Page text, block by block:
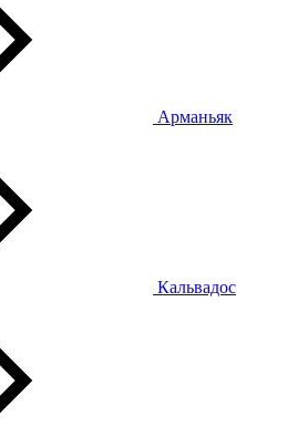
Арманьяк
Кальвадос